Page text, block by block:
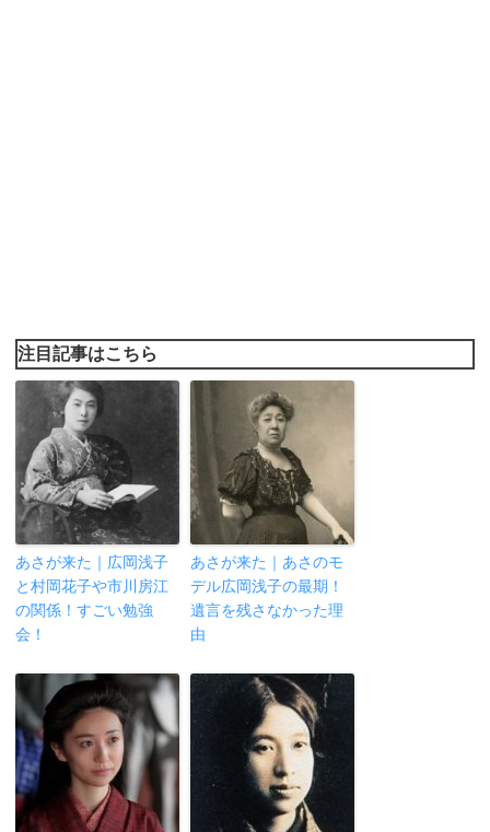
注目記事はこちら
あさが来た｜広岡浅子
と村岡花子や市川房江
の関係！すごい勉強
会！
あさが来た｜あさのモ
デル広岡浅子の最期！
遺言を残さなかった理
由